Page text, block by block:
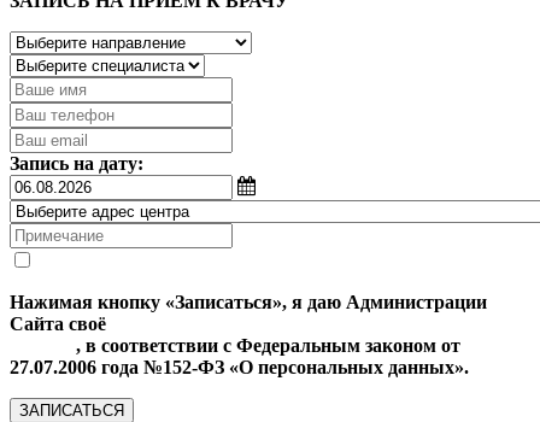
Запись на дату:
Нажимая кнопку «Записаться», я даю Администрации
Сайта своё
, в соответствии с Федеральным законом от
27.07.2006 года №152-ФЗ «О персональных данных».
ЗАПИСАТЬСЯ